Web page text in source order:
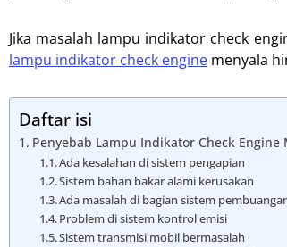
Jika masalah lampu indikator check
lampu indikator check engine menyala
Daftar isi
Penyebab Lampu Indikator Check Engine
Ada kesalahan di sistem pengapian
Sistem bahan bakar alami kerusakan
Ada masalah di bagian sistem
Problem di sistem kontrol emisi
Sistem transmisi mobil bermasalah